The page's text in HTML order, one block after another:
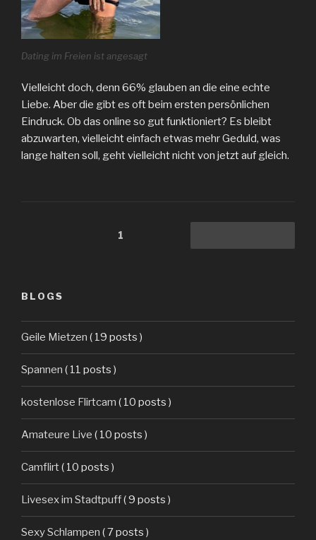
Dating im Freien ist angesagt
Vielleicht doch, denn 66% glauben an die eine echte
Liebe. Aber die gibt es oft beim ersten persönlichen
Eindruck. Ob das online so gut funktioniert? Es bleibt
abzuwarten, vielleicht einfach etwas mehr Geduld, was
lange halten soll, geht vielleicht nicht von jetzt auf gleich.
Beitragsnavigation
1
BLOGS
Geile Mietzen ( 19 posts )
Spannen ( 11 posts )
kostenlose Flirtcam ( 10 posts )
Amateure Live ( 10 posts )
Camflirt( 10 posts )
Livesex im Stadtpuff( 9 posts )
Sexy Schlampen ( 7 posts )